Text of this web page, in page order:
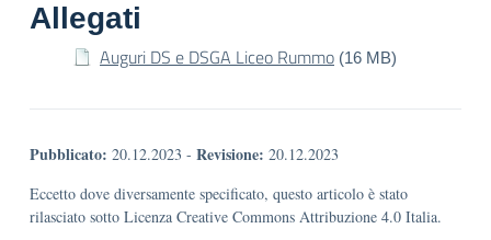
Allegati
Auguri DS e DSGA Liceo Rummo (16 MB)
Pubblicato: 20.12.2023 - Revisione: 20.12.2023
Eccetto dove diversamente specificato, questo articolo è stato
rilasciato sotto Licenza Creative Commons Attribuzione 4.0 Italia.